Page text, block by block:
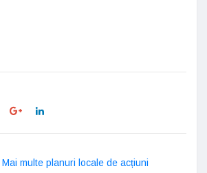
Mai multe planuri locale de acțiuni